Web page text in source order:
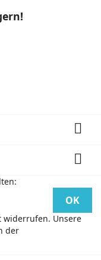


widerrufen. Unsere
der